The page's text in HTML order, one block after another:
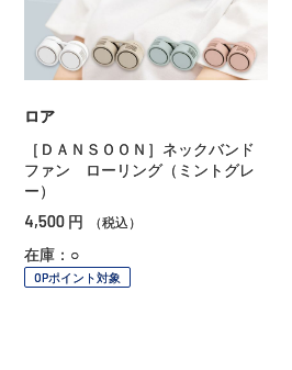
ロア
［ＤＡＮＳＯＯＮ］ネックバンド
ファン ローリング（ミントグレ
ー）
4,500 円 （税込）
在庫：○
OPポイント対象